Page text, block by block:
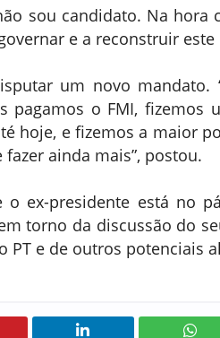
sou candidato. Na hora
e a reconstruir este
um novo mandato.
o FMI, fizemos
hoje, e fizemos a maior
ainda mais”, postou.
o ex-presidente está no
torno da discussão do
e de outros potenciais